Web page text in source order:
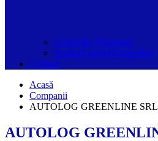
Grupurile Whatsapp
Spațiul Ghidul Primăriilor
Contact
Acasă
Companii
AUTOLOG GREENLINE SRL
AUTOLOG